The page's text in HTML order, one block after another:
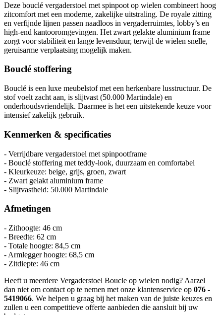
Deze bouclé vergaderstoel met spinpoot op wielen combineert hoog
zitcomfort met een moderne, zakelijke uitstraling. De royale zitting
en verfijnde lijnen passen naadloos in vergaderruimtes, lobby’s en
high-end kantooromgevingen. Het zwart gelakte aluminium frame
zorgt voor stabiliteit en lange levensduur, terwijl de wielen snelle,
geruisarme verplaatsing mogelijk maken.
Bouclé stoffering
Bouclé is een luxe meubelstof met een herkenbare lusstructuur. De
stof voelt zacht aan, is slijtvast (50.000 Martindale) en
onderhoudsvriendelijk. Daarmee is het een uitstekende keuze voor
intensief zakelijk gebruik.
Kenmerken & specificaties
- Verrijdbare vergaderstoel met spinpootframe
- Bouclé stoffering met teddy-look, duurzaam en comfortabel
- Kleurkeuze: beige, grijs, groen, zwart
- Zwart gelakt aluminium frame
- Slijtvastheid: 50.000 Martindale
Afmetingen
- Zithoogte: 46 cm
- Breedte: 62 cm
- Totale hoogte: 84,5 cm
- Armlegger hoogte: 68,5 cm
- Zitdiepte: 46 cm
Heeft u meerdere Vergaderstoel Boucle op wielen nodig? Aarzel
dan niet om contact op te nemen met onze klantenservice op 076 -
5419066. We helpen u graag bij het maken van de juiste keuzes en
zullen u een competitieve offerte aanbieden die aansluit bij uw